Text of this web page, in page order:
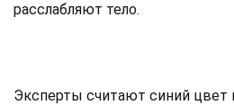
расслабляют тело.
Эксперты считают синий цвет